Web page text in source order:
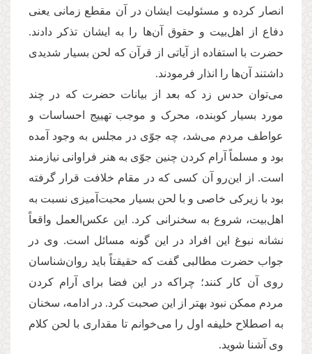
انصار کرده و مسئولیت ایشان در آن مقطع زمانی یعنی
دفاع از اهل‌بیت و حقوق آن‌ها را به ایشان تذکر دادند.
حضرت با استفاده از آیاتی از قرآن که لحن بسیار شدیدی
داشتند آن‌ها را انذار فرمودند.
می‌توان حدس زد که بعد از بیانات حضرت که در چند
مورد بسیار کوبنده، محرک و موجب تهییج احساسات و
عواطف مردم می‌شد، چه جوّی در مجلس به وجود آمده
بود و مسلماً آرام کردن چنین جوّی به هنر فراوانی نیازمند
است. از این‌رو آن کسی که در مقام خلافت قرار گرفته
بود با زیرکی خاصی و با لحن بسیار محبت‌آمیزی نسبت به
اهل‌بیت، شروع به سخنرانی کرد. این عکس‌العمل واقعاً
نشانه نبوغ این افراد در این گونه مسائل است. وی در
جواب حضرت مطالبی گفت که حقیقتاً باید روان‌شناسان
روی آن کار کنند؛ چراکه در این فضا برای آرام کردن
مردم ممکن نبود بهتر از این صحبت کرد. در ادامه، سخنان
به اصطلاح خلیفه اول را می‌خوانم تا مقداری با لحن کلام
وی آشنا شوید.